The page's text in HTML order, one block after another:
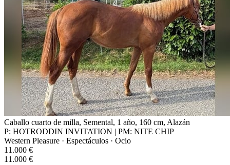
Caballo cuarto de milla, Semental, 1 año, 160 cm, Alazán
P: HOTRODDIN INVITATION | PM: NITE CHIP
Western Pleasure · Espectáculos · Ocio
11.000 €
11.000 €